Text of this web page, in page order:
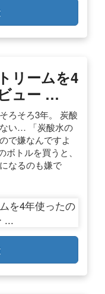
リームを4
ュー …
ろそろ3年。 炭酸
い… 「炭酸水の
で嫌なんですよ
トルを買うと、
なるのも嫌で